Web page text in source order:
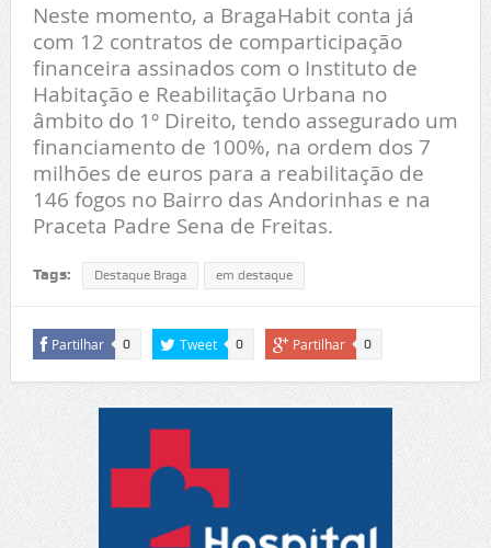
Neste momento, a BragaHabit conta já
com 12 contratos de comparticipação
financeira assinados com o Instituto de
Habitação e Reabilitação Urbana no
âmbito do 1º Direito, tendo assegurado um
financiamento de 100%, na ordem dos 7
milhões de euros para a reabilitação de
146 fogos no Bairro das Andorinhas e na
Praceta Padre Sena de Freitas.
Tags: Destaque Braga em destaque
Partilhar 0 Tweet 0 Partilhar 0